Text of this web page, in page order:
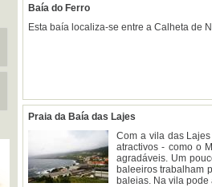
Baía do Ferro
Esta baía localiza-se entre a Calheta de
Praia da Baía das Lajes
Com a vila das
atractivos - como o
agradáveis. Um
baleeiros trabalham
baleias. Na vila